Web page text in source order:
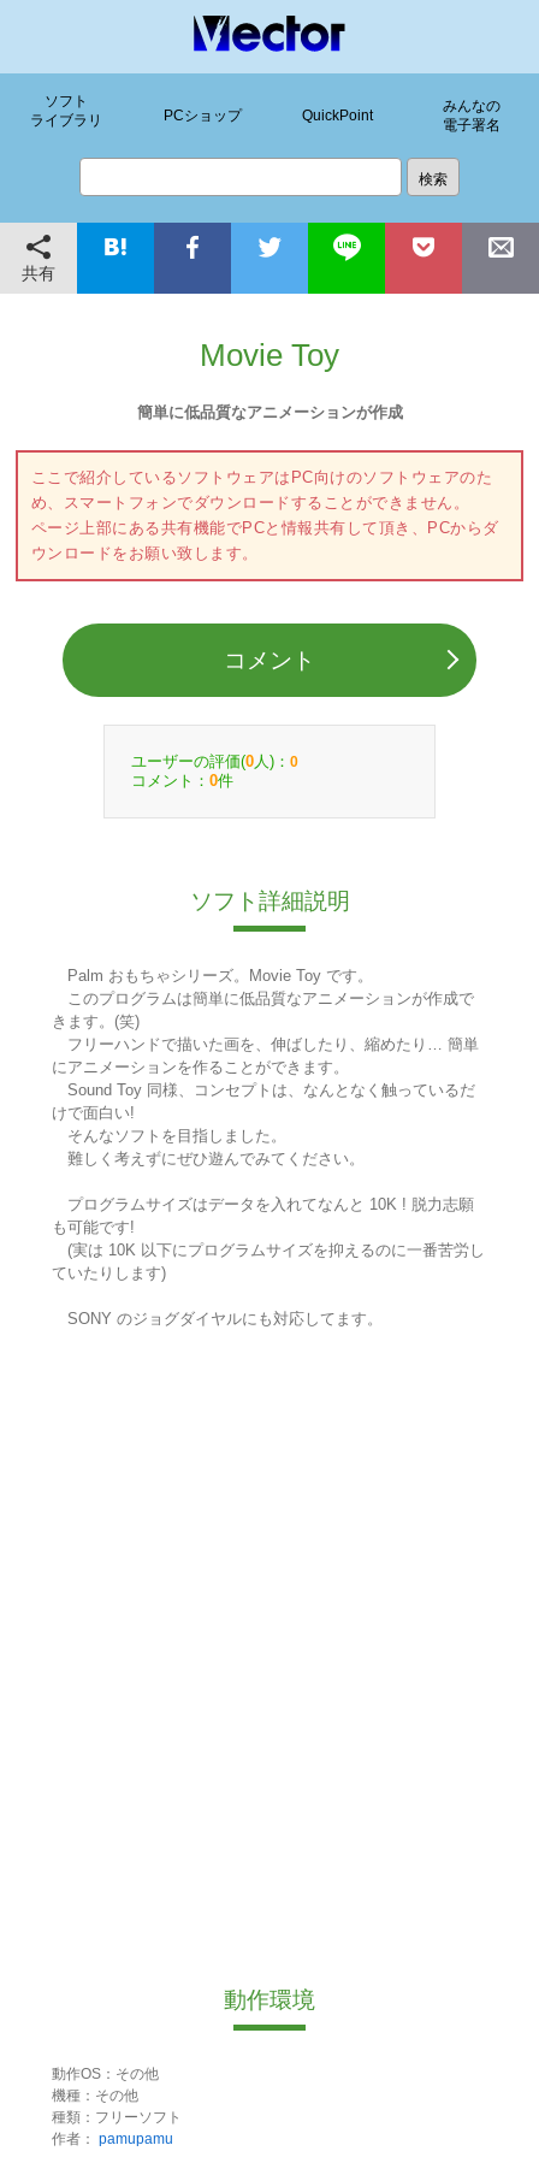
ソフト
ライブラリ
PCショップ QuickPoint
みんなの
電子署名
共有
Movie Toy
簡単に低品質なアニメーションが作成
ここで紹介しているソフトウェアはPC向けのソフトウェアのた
め、スマートフォンでダウンロードすることができません。
ページ上部にある共有機能でPCと情報共有して頂き、PCからダ
ウンロードをお願い致します。
コメント
ユーザーの評価(0 人)： 0
コメント： 0件
ソフト詳細説明
Palm おもちゃシリーズ。Movie Toy です。
このプログラムは簡単に低品質なアニメーションが作成で
きます。(笑)
フリーハンドで描いた画を、伸ばしたり、縮めたり… 簡単
にアニメーションを作ることができます。
Sound Toy 同様、コンセプトは、なんとなく触っているだ
けで面白い!
そんなソフトを目指しました。
難しく考えずにぜひ遊んでみてください。
プログラムサイズはデータを入れてなんと 10K ! 脱力志願
も可能です!
(実は 10K 以下にプログラムサイズを抑えるのに一番苦労し
ていたりします)
SONY のジョグダイヤルにも対応してます。
動作環境
動作OS：その他
機種：その他
種類：フリーソフト
作者： pamupamu